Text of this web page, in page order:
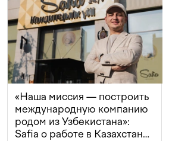
«Наша миссия — построить
международную компанию
родом из Узбекистана»:
Safia о работе в Казахстане,